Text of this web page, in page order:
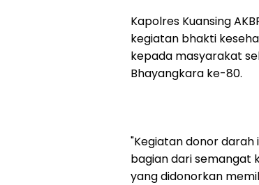
Kapolres Kuansing
kegiatan bhakti
kepada masyarakat
Bhayangkara ke-80.
"Kegiatan donor
bagian dari semangat
yang didonorkan